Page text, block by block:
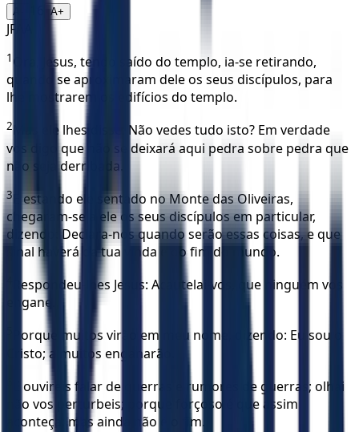
A- A+
JFAA
1 Ora, Jesus, tendo saído do templo, ia-se retirando,
quando se aproximaram dele os seus discípulos, para
lhe mostrarem os edifícios do templo.
2
Mas ele lhes disse: Não vedes tudo isto? Em verdade
vos digo que não se deixará aqui pedra sobre pedra que
não seja derribada.
3
E estando ele sentado no Monte das Oliveiras,
chegaram-se a ele os seus discípulos em particular,
dizendo: Declara-nos quando serão essas coisas, e que
sinal haverá da tua vinda e do fim do mundo.
Respondeu-lhes Jesus: Acautelai-vos, que ninguém vos
engane.
Porque muitos virão em meu nome, dizendo: Eu sou o
Cristo; a muitos enganarão.
E ouvireis falar de guerras e rumores de guerras; olhai
não vos perturbeis; porque forçoso é que assim
aconteça; mas ainda não é o fim.